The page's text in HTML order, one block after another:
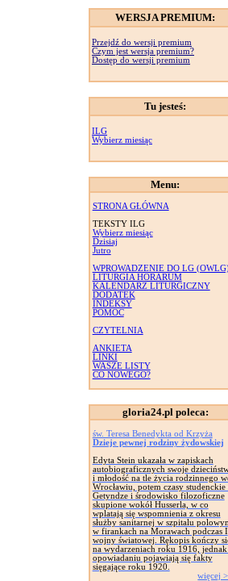
WERSJA PREMIUM:
Przejdź do wersji premium
Czym jest wersja premium?
Dostęp do wersji premium
Tu jesteś:
ILG
Wybierz miesiąc
Menu:
STRONA GŁÓWNA
TEKSTY ILG
Wybierz miesiąc
Dzisiaj
Jutro
WPROWADZENIE DO LG
LITURGIA HORARUM
KALENDARZ LITURGICZNY
DODATEK
INDEKSY
POMOC
CZYTELNIA
ANKIETA
LINKI
WASZE LISTY
CO NOWEGO?
gloria24.pl poleca:
św. Teresa Benedykta od Krzyża
Dzieje pewnej rodziny żydowskiej
Edyta Stein ukazała w zapiskach
autobiograficznych swoje
i młodość na tle życia rodzinnego
Wrocławiu, potem czasy studenckie
Getyndze i środowisko filozoficzne
skupione wokół Husserla, w co
wplatają się wspomnienia z okresu
służby sanitarnej w szpitalu
w firankach na Morawach podczas I
wojny światowej. Rękopis kończy
na wydarzeniach roku 1916,
opowiadaniu pojawiają się fakty
sięgające roku 1920.
więcej